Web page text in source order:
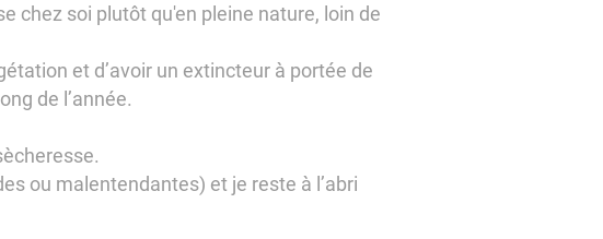
chez soi plutôt qu'en pleine nature, loin de
et d’avoir un extincteur à portée de
de l’année.
ou malentendantes) et je reste à l’abri